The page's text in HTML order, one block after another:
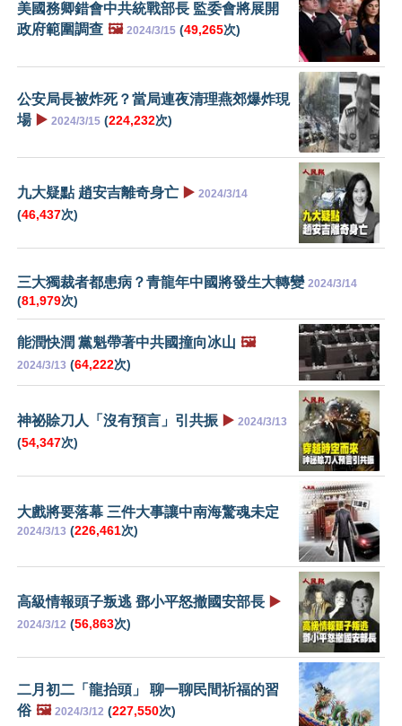
美國務卿錯會中共統戰部長 監委會將展開
政府範圍調查 🖼️ 2024/3/15 (49,265次)
公安局長被炸死？當局連夜清理燕郊爆炸現
場 ▶️ 2024/3/15 (224,232次)
九大疑點 趙安吉離奇身亡 ▶️ 2024/3/14
(46,437次)
三大獨裁者都患病？青龍年中國將發生大轉變 2024/3/14
(81,979次)
能潤快潤 黨魁帶著中共國撞向冰山 🖼️
2024/3/13 (64,222次)
神祕賒刀人「沒有預言」引共振 ▶️ 2024/3/13
(54,347次)
大戲將要落幕 三件大事讓中南海驚魂未定
2024/3/13 (226,461次)
高級情報頭子叛逃 鄧小平怒撤國安部長 ▶️
2024/3/12 (56,863次)
二月初二「龍抬頭」 聊一聊民間祈福的習
俗 🖼️ 2024/3/12 (227,550次)